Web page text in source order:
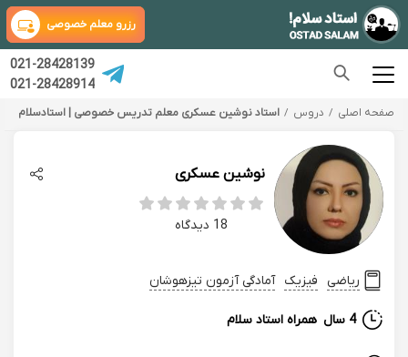
رزرو معلم خصوصی
021-28428139
021-28428914
صفحه اصلی دروس استاد نوشین عسکری معلم تدریس خصوصی | استادسلام
نوشین عسکری
18 دیدگاه
ریاضی فیزیک آمادگی آزمون تیزهوشان
4 سال همراه استاد سلام